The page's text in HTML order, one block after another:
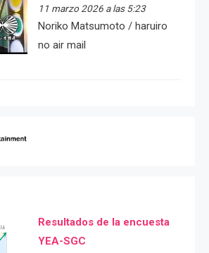
11 marzo 2026 a las 5:23
Noriko Matsumoto / haruiro
no air mail
Resultados de la encuesta
YEA-SGC